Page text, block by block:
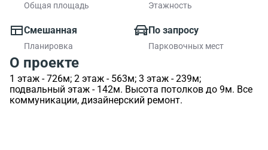
Общая площадь Этажность
Смешанная
Планировка
По запросу
Парковочных мест
О проекте
1 этаж - 726м; 2 этаж - 563м; 3 этаж - 239м;
подвальный этаж - 142м. Высота потолков до 9м. Все
коммуникации, дизайнерский ремонт.